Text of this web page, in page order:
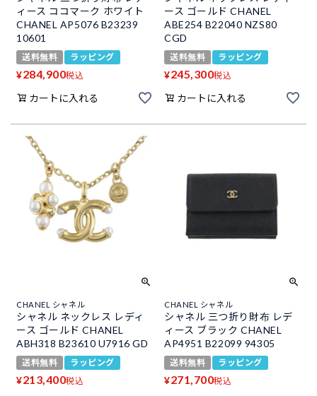
ィース ココマーク ホワイト
CHANEL AP5076 B23239
10601
送料無料 ラッピング
¥284,900税込
カートに入れる
ース ゴールド CHANEL
ABE254 B22040 NZS80
CGD
送料無料 ラッピング
¥245,300税込
カートに入れる
CHANEL シャネル
シャネル ネックレス レディ
ース ゴールド CHANEL
ABH318 B23610 U7916 GD
送料無料 ラッピング
¥213,400税込
CHANEL シャネル
シャネル 三つ折り財布 レデ
ィース ブラック CHANEL
AP4951 B22099 94305
送料無料 ラッピング
¥271,700税込